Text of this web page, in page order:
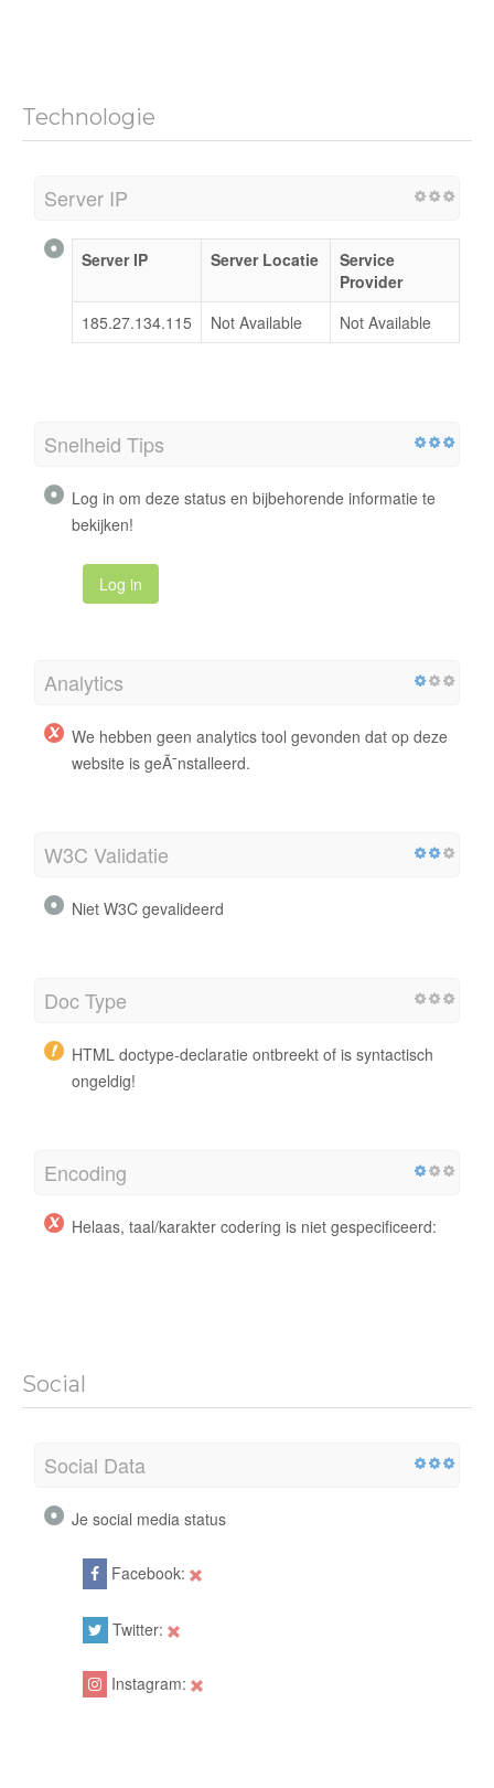
Technologie
Server IP
Server IP Server Locatie
Service
Provider
185.27.134.115
Not Available Not Available
Snelheid Tips
Log in om deze status en bijbehorende informatie te
bekijken!
Log in
Analytics
We hebben geen analytics tool gevonden dat op deze
website is geÃ¯nstalleerd.
W3C Validatie
Niet W3C gevalideerd
Doc Type
HTML doctype-declaratie ontbreekt of is syntactisch
ongeldig!
Encoding
Helaas, taal/karakter codering is niet gespecificeerd:
Social
Social Data
Je social media status
Facebook:
Twitter:
Instagram: